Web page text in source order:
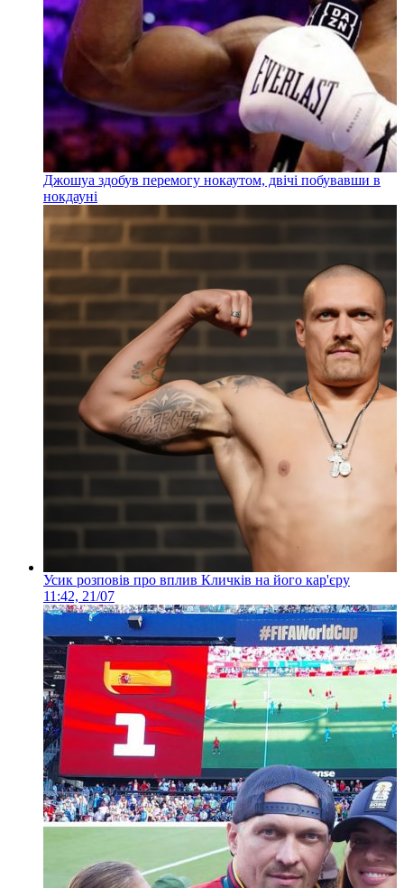
Джошуа здобув перемогу нокаутом, двічі побувавши в
нокдауні
Усик розповів про вплив Кличків на його кар'єру
11:42, 21/07